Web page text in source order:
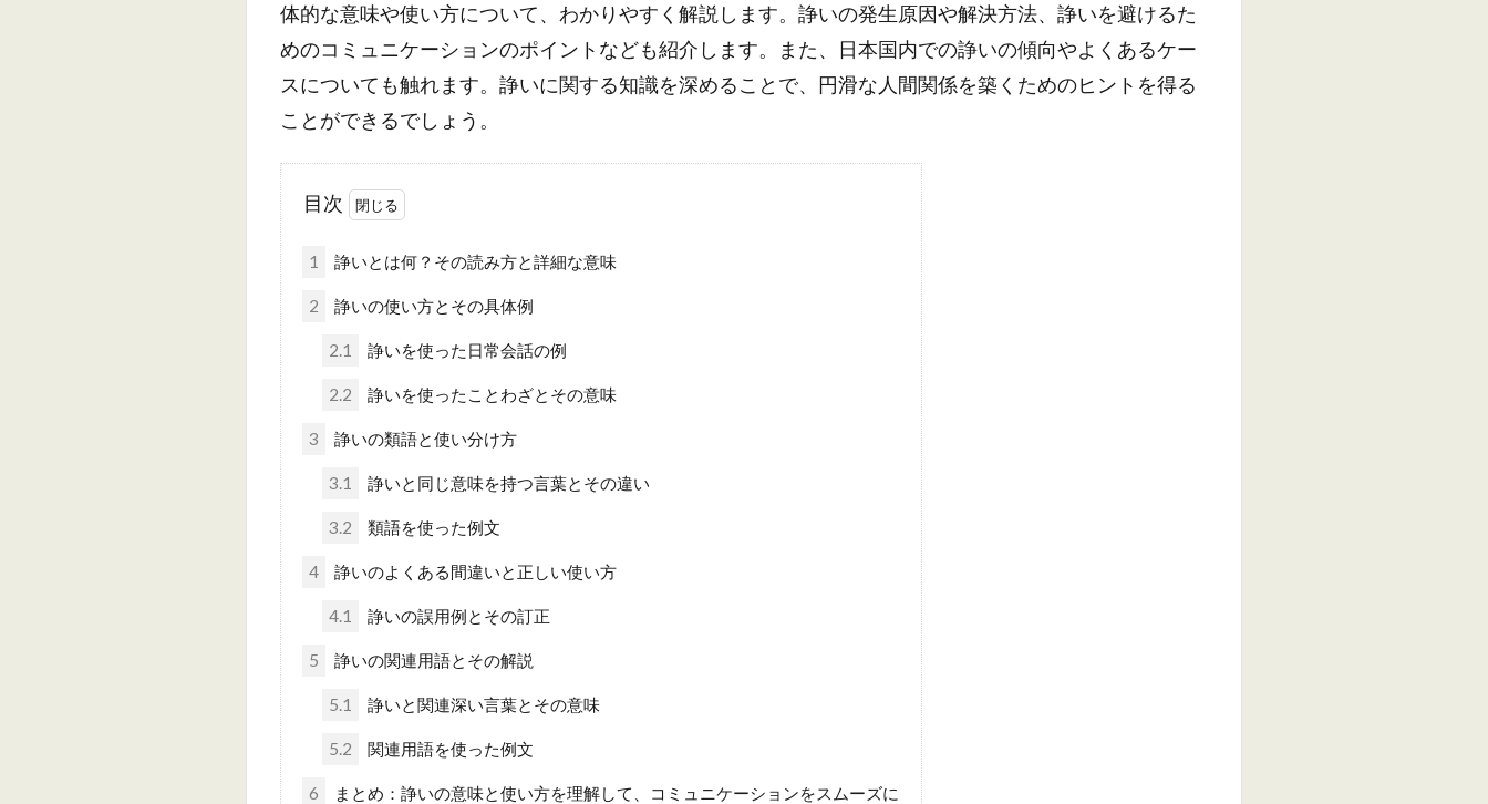
体的な意味や使い方について、わかりやすく解説します。諍いの発生原因や解決方法、諍いを避けるた
めのコミュニケーションのポイントなども紹介します。また、日本国内での諍いの傾向やよくあるケー
スについても触れます。諍いに関する知識を深めることで、円滑な人間関係を築くためのヒントを得る
ことができるでしょう。
目次
1 諍いとは何？その読み方と詳細な意味
2 諍いの使い方とその具体例
2.1 諍いを使った日常会話の例
2.2 諍いを使ったことわざとその意味
3 諍いの類語と使い分け方
3.1 諍いと同じ意味を持つ言葉とその違い
3.2 類語を使った例文
4 諍いのよくある間違いと正しい使い方
4.1 諍いの誤用例とその訂正
5 諍いの関連用語とその解説
5.1 諍いと関連深い言葉とその意味
5.2 関連用語を使った例文
6 まとめ：諍いの意味と使い方を理解して、コミュニケーションをスムーズに